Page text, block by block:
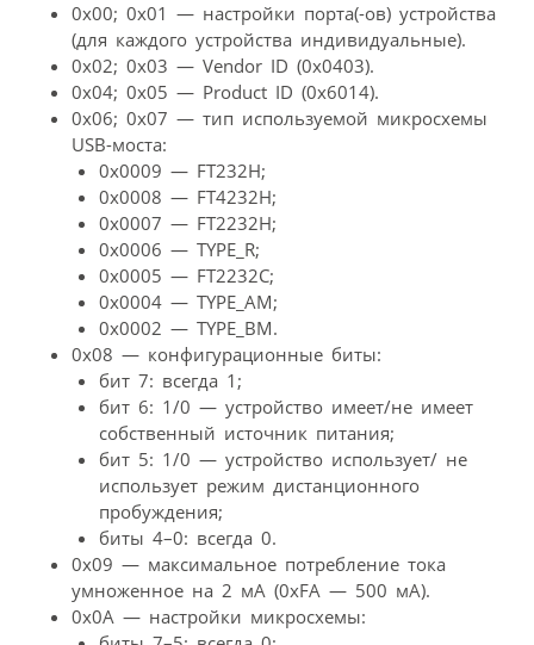
0х00; 0х01 — настройки порта(-ов) устройства
(для каждого устройства индивидуальные).
0х02; 0х03 — Vendor ID (0x0403).
0х04; 0х05 — Product ID (0x6014).
0х06; 0х07 — тип используемой микросхемы
USB-моста:
0х0009 — FT232H;
0х0008 — FT4232H;
0х0007 — FT2232H;
0х0006 — TYPE_R;
0х0005 — FT2232C;
0х0004 — TYPE_AM;
0х0002 — TYPE_BM.
0х08 — конфигурационные биты:
бит 7: всегда 1;
бит 6: 1/0 — устройство имеет/не имеет
собственный источник питания;
бит 5: 1/0 — устройство использует/ не
использует режим дистанционного
пробуждения;
биты 4–0: всегда 0.
0х09 — максимальное потребление тока
умноженное на 2 мА (0хFA — 500 мА).
0х0А — настройки микросхемы: